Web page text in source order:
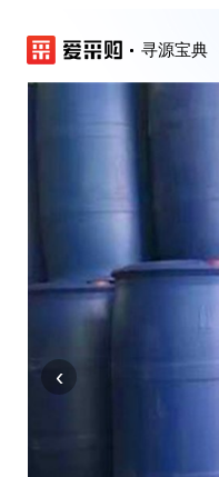
寻源宝典
‹